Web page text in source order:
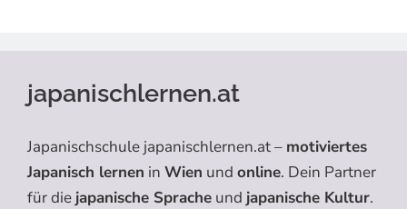
japanischlernen.at
Japanischschule japanischlernen.at – motiviertes
Japanisch lernen in Wien und online. Dein Partner
für die japanische Sprache und japanische Kultur.